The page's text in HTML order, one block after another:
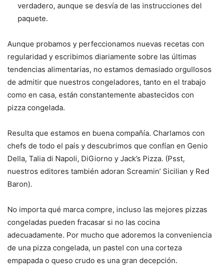
verdadero, aunque se desvía de las instrucciones del
paquete.
Aunque probamos y perfeccionamos nuevas recetas con
regularidad y escribimos diariamente sobre las últimas
tendencias alimentarias, no estamos demasiado orgullosos
de admitir que nuestros congeladores, tanto en el trabajo
como en casa, están constantemente abastecidos con
pizza congelada.
Resulta que estamos en buena compañía. Charlamos con
chefs de todo el país y descubrimos que confían en Genio
Della, Talia di Napoli, DiGiorno y Jack’s Pizza. (Psst,
nuestros editores también adoran Screamin’ Sicilian y Red
Baron).
No importa qué marca compre, incluso las mejores pizzas
congeladas pueden fracasar si no las cocina
adecuadamente. Por mucho que adoremos la conveniencia
de una pizza congelada, un pastel con una corteza
empapada o queso crudo es una gran decepción.